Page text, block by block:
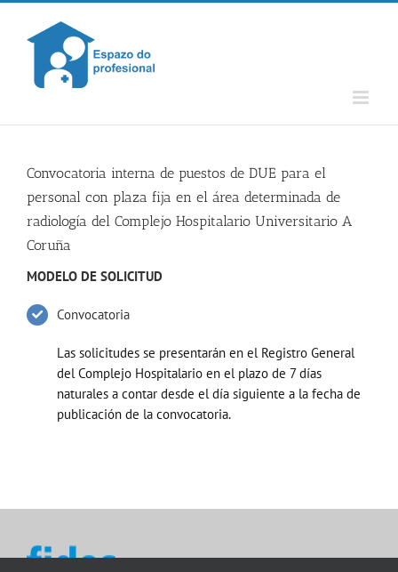
Skip
content
Convocatoria interna de puestos de DUE para el
personal con plaza fija en el área determinada de
radiología del Complejo Hospitalario Universitario A
Coruña
MODELO DE SOLICITUD
Convocatoria
Las solicitudes se presentarán en el Registro General
del Complejo Hospitalario en el plazo de 7 días
naturales a contar desde el día siguiente a la fecha de
publicación de la convocatoria.